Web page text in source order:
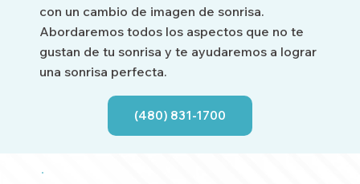
con un cambio de imagen de sonrisa.
Abordaremos todos los aspectos que no te
gustan de tu sonrisa y te ayudaremos a lograr
una sonrisa perfecta.
(480) 831-1700